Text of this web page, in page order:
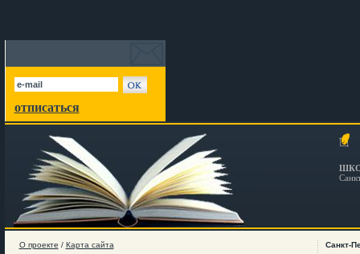
отписаться
О проекте / Карта сайта
Санкт-